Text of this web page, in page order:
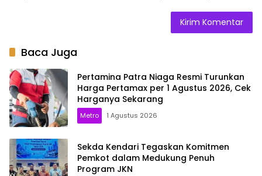
Baca Juga
Pertamina Patra Niaga Resmi Turunkan
Harga Pertamax per 1 Agustus 2026, Cek
Harganya Sekarang
Metro 1 Agustus 2026
Sekda Kendari Tegaskan Komitmen
Pemkot dalam Medukung Penuh
Program JKN